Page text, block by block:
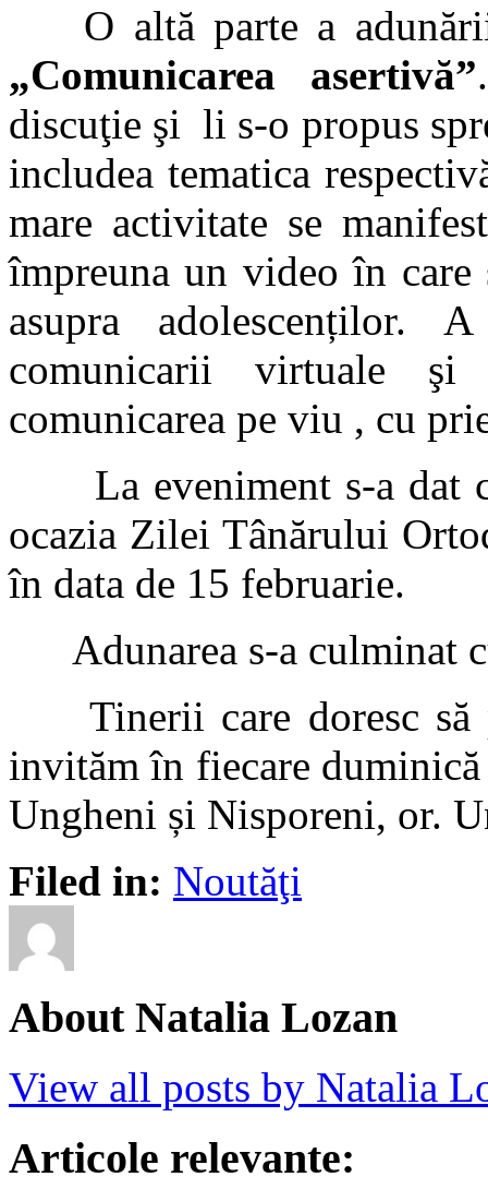
O altă parte a
„Comunicarea asertivă”
discuţie şi li s-o propus
includea tematica
mare activitate se
împreuna un video în
asupra adolescenților.
comunicarii virtuale şi
comunicarea pe viu , cu
La eveniment s-a dat
ocazia Zilei Tânărului
în data de 15 februarie.
Adunarea s-a culminat
Tinerii care doresc să
invităm în fiecare
Ungheni și Nisporeni, or.
Filed in: Noutăţi
About Natalia Lozan
View all posts by Natalia
Articole relevante: